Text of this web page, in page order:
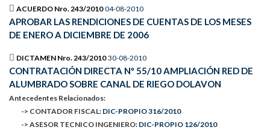
ACUERDO Nro. 243/2010 04-08-2010
APROBAR LAS RENDICIONES DE CUENTAS DE LOS MESES
DE ENERO A DICIEMBRE DE 2006
DICTAMEN Nro. 243/2010 30-08-2010
CONTRATACIÓN DIRECTA Nº 55/10 AMPLIACIÓN RED DE
ALUMBRADO SOBRE CANAL DE RIEGO DOLAVON
Antecedentes Relacionados:
-> CONTADOR FISCAL: DIC-PROPIO 316/2010
-> ASESOR TECNICO INGENIERO: DIC-PROPIO 126/2010